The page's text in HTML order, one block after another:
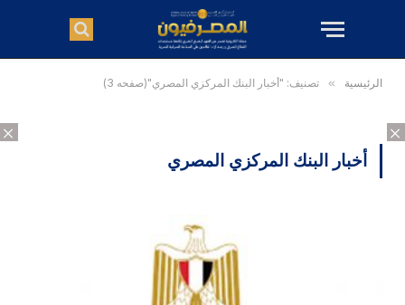
×
×
الرئيسية » تصنيف: "أخبار البنك المركزي المصري"(صفحه 3)
أخبار البنك المركزي المصري